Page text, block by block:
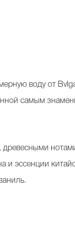
воду от
самым
эссенции